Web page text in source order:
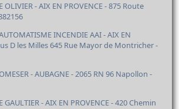
OLIVIER - AIX EN PROVENCE - 875 Route
INCENDIE AAI - AIX EN
D les Milles 645 Rue Mayor de Montricher -
- AUBAGNE - 2065 RN 96 Napollon -
GAULTIER - AIX EN PROVENCE - 420 Chemin